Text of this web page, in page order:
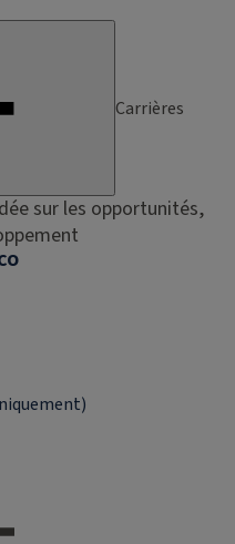
Carrières
sur les opportunités,